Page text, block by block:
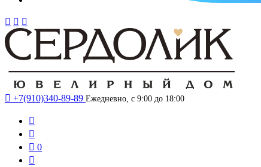
  
 +7(910)340-89-89 Ежедневно, с 9:00 до 18:00


 0
